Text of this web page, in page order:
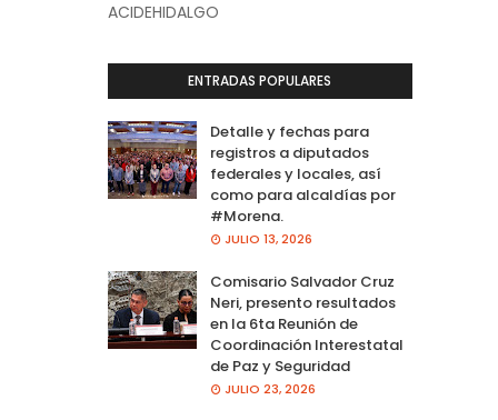
ACIDEHIDALGO
ENTRADAS POPULARES
Detalle y fechas para
registros a diputados
federales y locales, así
como para alcaldías por
#Morena.
JULIO 13, 2026
Comisario Salvador Cruz
Neri, presento resultados
en la 6ta Reunión de
Coordinación Interestatal
de Paz y Seguridad
JULIO 23, 2026